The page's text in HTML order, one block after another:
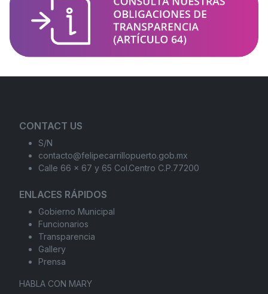
CONTACT US
S/N
contacto@felipecarrillopuerto.gob.mx
Calle 66 x 67 y 65 Col.Centro C.P.77200
ENLACES RÁPIDOS
Gobierno Municipal
Funcionarios
Transparencia
Gallery
Prensa
HABLA CON MARY